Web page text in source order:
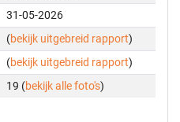
31-05-2026
(bekijk uitgebreid rapport)
(bekijk uitgebreid rapport)
19 (bekijk alle foto's)